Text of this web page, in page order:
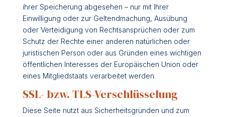
ihrer Speicherung abgesehen – nur mit Ihrer
Einwilligung oder zur Geltendmachung, Ausübung
oder Verteidigung von Rechtsansprüchen oder zum
Schutz der Rechte einer anderen natürlichen oder
juristischen Person oder aus Gründen eines wichtigen
öffentlichen Interesses der Europäischen Union oder
eines Mitgliedstaats verarbeitet werden.
SSL- bzw. TLS-Verschlüsselung
Diese Seite nutzt aus Sicherheitsgründen und zum